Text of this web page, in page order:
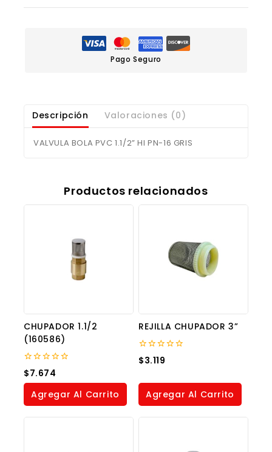
Pago Seguro
Descripción Valoraciones (0)
VALVULA BOLA PVC 1.1/2” HI PN-16 GRIS
Productos relacionados
CHUPADOR 1.1/2
(160586)
0
out
of
$7.674
Agregar Al Carrito
REJILLA CHUPADOR 3”
0
out
5
$3.119
Agregar Al Carrito